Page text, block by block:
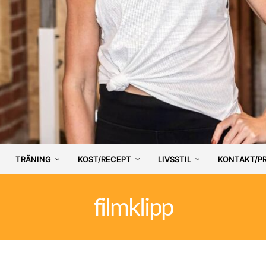
TRÄNING KOST/RECEPT LIVSSTIL KONTAKT/
filmklipp